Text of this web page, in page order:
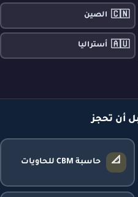
🇨🇳 الصين
🇦🇺 أستراليا
أن تحجز
📐 حاسبة CBM للحاويات